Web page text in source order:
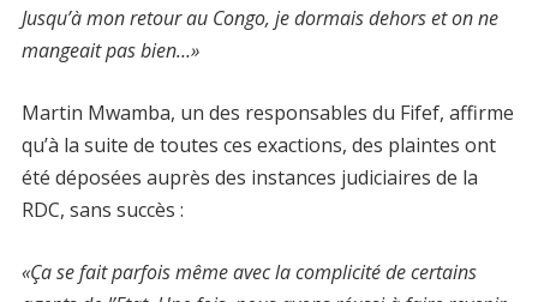
Jusqu’à mon retour au Congo, je dormais dehors et on ne
mangeait pas bien…»
Martin Mwamba, un des responsables du Fifef, affirme
qu’à la suite de toutes ces exactions, des plaintes ont
été déposées auprès des instances judiciaires de la
RDC, sans succès :
«Ça se fait parfois même avec la complicité de certains